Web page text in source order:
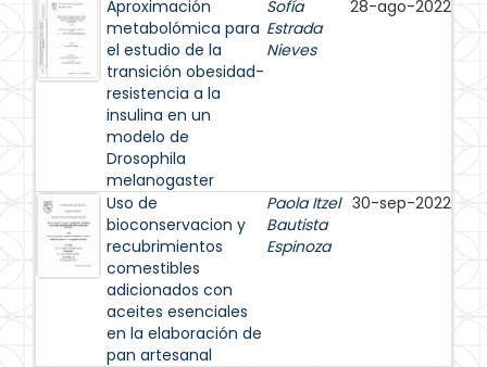
Aproximación
metabolómica para
el estudio de la
transición obesidad-
resistencia a la
insulina en un
modelo de
Drosophila
melanogaster
Sofía
Estrada
Nieves
28-ago-2022
Uso de
bioconservacion y
recubrimientos
comestibles
adicionados con
aceites esenciales
en la elaboración de
pan artesanal
Paola Itzel
Bautista
Espinoza
30-sep-2022